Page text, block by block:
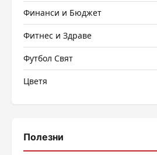
Финанси и Бюджет
Фитнес и Здраве
Футбол Свят
Цветя
Полезни